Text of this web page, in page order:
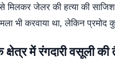
मिलकर जेलर की हत्या की
भी करवाया था, लेकिन प्रमोद
क्षेत्र में रंगदारी वसूली